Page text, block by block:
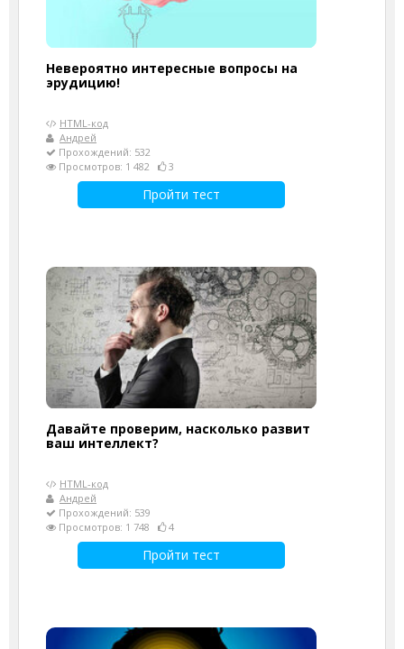
Невероятно интересные вопросы на
эрудицию!
HTML-код
Андрей
Прохождений: 532
Просмотров: 1 482
3
Пройти тест
Давайте проверим, насколько развит
ваш интеллект?
HTML-код
Андрей
Прохождений: 539
Просмотров: 1 748
4
Пройти тест